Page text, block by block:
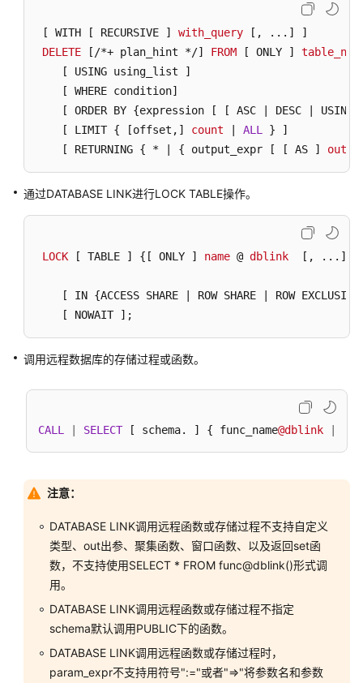
数
白
名
单
最
佳
实
户
义
存
自
治
务
系
统
表
和
统
视
[ WITH [ RECURSIVE ] with_query [, ...]
]
DELETE
[/*+ plan_hint */] FROM [ ONLY ]
[ USING using_list ]
[ WHERE condition]
[ ORDER BY {expression [ [ ASC | DESC |
[ LIMIT { [offset,]
count ALL
} ]
[ RETURNING { * | { output_expr [ [ AS ]
通过DATABASE LINK进行LOCK TABLE操作。
LOCK [ TABLE ] { [ ONLY ] name @ dblink [, ...]
[ IN {ACCESS SHARE | ROW SHARE | ROW
[ NOWAIT ] ;
调用远程数据库的存储过程或函数。
CALL SELECT [ schema. ] { func_name@dblink
注意：
DATABASE LINK调用远程函数或存储过程不支持自定义
类型、out出参、聚集函数、窗口函数、以及返回set函
数，不支持使用SELECT * FROM func@dblink()形式调
用。
DATABASE LINK调用远程函数或存储过程不指定
schema默认调用PUBLIC下的函数。
DATABASE LINK调用远程函数或存储过程时，
param_expr不支持用符号":="或者"=>"将参数名和参数